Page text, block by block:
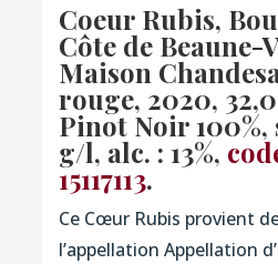
Coeur Rubis,
Côte de Beaune-
Maison
rouge, 2020,
Pinot Noir 100%,
g/l, alc. : 13%,
15117113.
Ce Cœur Rubis provient
l’appellation Appellation